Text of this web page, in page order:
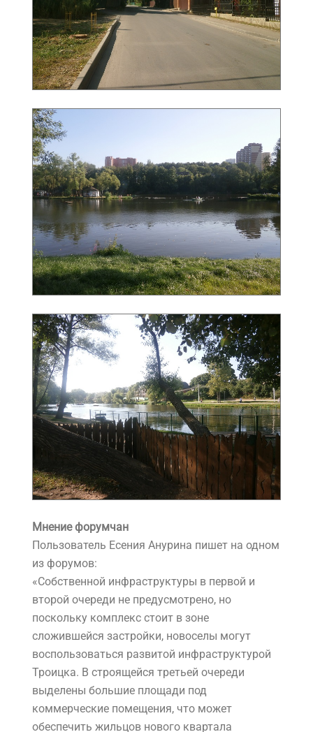
Мнение форумчан
Пользователь Есения Анурина пишет на одном
из форумов:
«Собственной инфраструктуры в первой и
второй очереди не предусмотрено, но
поскольку комплекс стоит в зоне
сложившейся застройки, новоселы могут
воспользоваться развитой инфраструктурой
Троицка. В строящейся третьей очереди
выделены большие площади под
коммерческие помещения, что может
обеспечить жильцов нового квартала